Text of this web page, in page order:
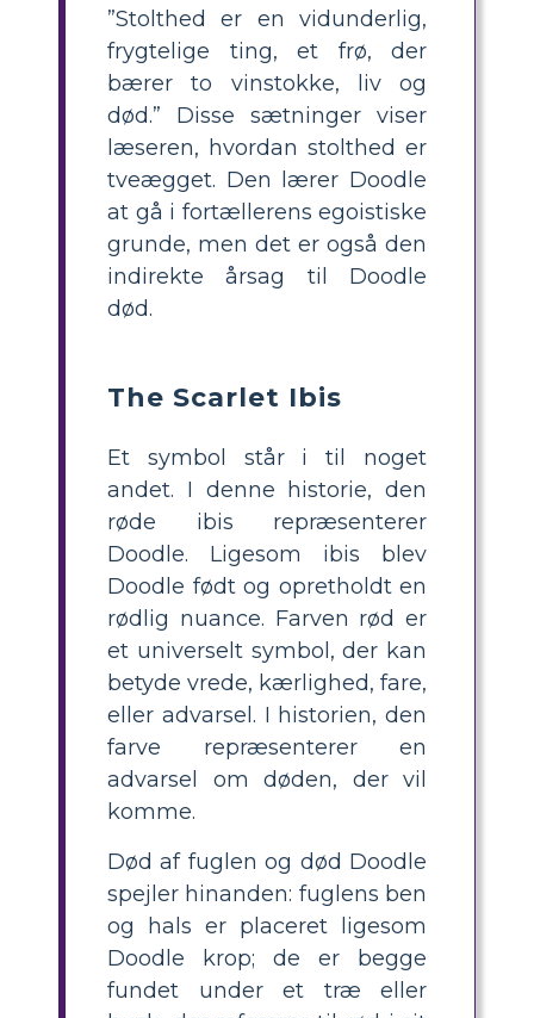
”Stolthed er en vidunderlig,
frygtelige ting, et frø, der
bærer to vinstokke, liv og
død.” Disse sætninger viser
læseren, hvordan stolthed er
tveægget. Den lærer Doodle
at gå i fortællerens egoistiske
grunde, men det er også den
indirekte årsag til Doodle
død.
The Scarlet Ibis
Et symbol står i til noget
andet. I denne historie, den
røde ibis repræsenterer
Doodle. Ligesom ibis blev
Doodle født og opretholdt en
rødlig nuance. Farven rød er
et universelt symbol, der kan
betyde vrede, kærlighed, fare,
eller advarsel. I historien, den
farve repræsenterer en
advarsel om døden, der vil
komme.
Død af fuglen og død Doodle
spejler hinanden: fuglens ben
og hals er placeret ligesom
Doodle krop; de er begge
fundet under et træ eller